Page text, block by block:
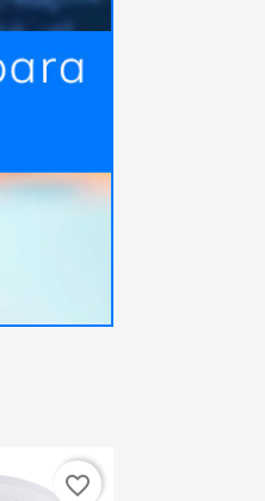
favorite_border